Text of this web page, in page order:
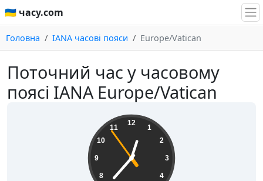
🇺🇦 часу.com
Головна IANA часові пояси Europe/Vatican
Поточний час у часовому
поясі IANA Europe/Vatican
12
1
2
3
4
8
9
10
11